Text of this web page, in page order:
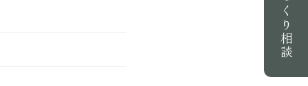
家づくり相談